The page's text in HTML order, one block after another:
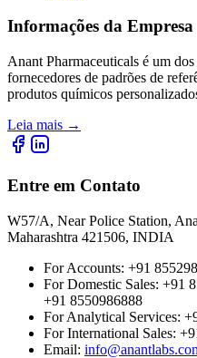
Informações da Empresa
Anant Pharmaceuticals é um
fornecedores de padrões de
produtos químicos
Leia mais →
Entre em Contato
W57/A, Near Police Station,
Maharashtra 421506, INDIA
For Accounts: +91
For Domestic Sales: +91
+91 8550986888
For Analytical Services:
For International Sales:
Email: